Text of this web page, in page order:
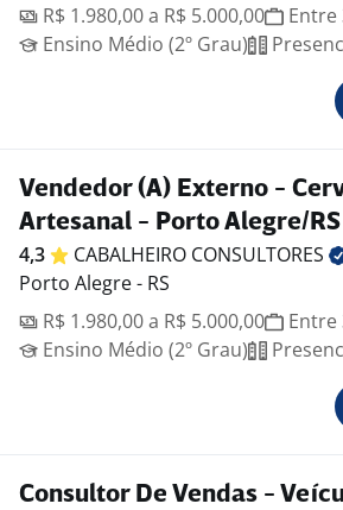
R$ 1.980,00 a R$ 5.000,00
Entre
Ensino Médio (2º Grau)
Vendedor (A) Externo -
Artesanal - Porto Alegre/RS
4,3 CABALHEIRO CONSULTORES
Porto Alegre - RS
R$ 1.980,00 a R$ 5.000,00
Entre
Ensino Médio (2º Grau)
Consultor De Vendas -